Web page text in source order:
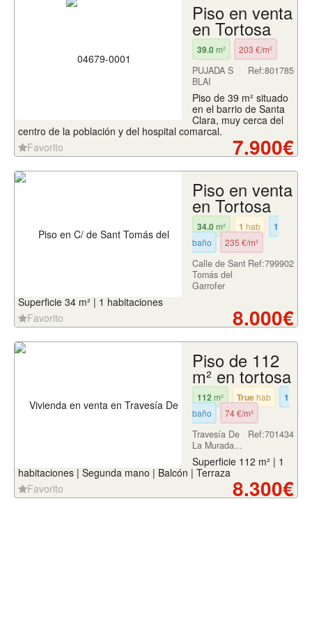
Piso en venta
en Tortosa
39.0m² 203 €/m²
Ref:801785
PUJADA S
BLAI
Piso de 39 m² situado
en el barrio de Santa
Clara, muy cerca del
centro de la población y del hospital comarcal.
Favorito
7.900€
Piso en venta
en Tortosa
34.0m² 1 hab 1
baño 235 €/m²
Ref:799902
Calle de Sant
Tomás del
Garrofer
Superficie 34 m² | 1 habitaciones
Favorito
8.000€
Piso de 112
m² en tortosa
112 m² Truehab 1
baño 74 €/m²
Ref:701434
Travesía De
La Murada...
Superficie 112 m² | 1
habitaciones | Segunda mano | Balcón | Terraza
Favorito
8.300€